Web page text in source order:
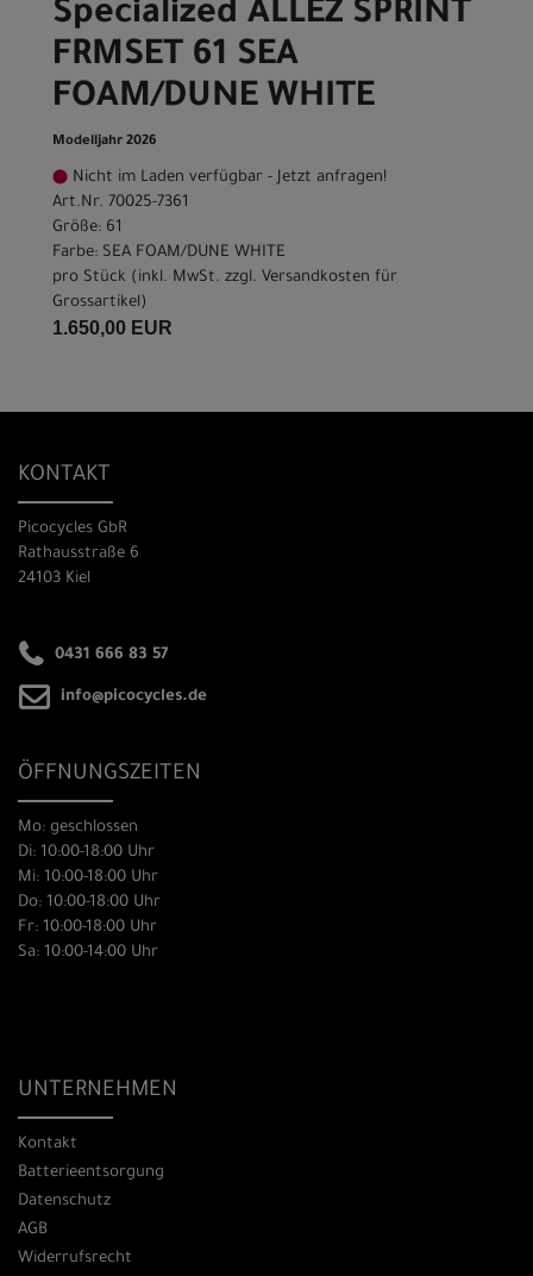
Specialized ALLEZ SPRINT
FRMSET 61 SEA
FOAM/DUNE WHITE
Modelljahr 2026
Nicht im Laden verfügbar - Jetzt anfragen!
Art.Nr. 70025-7361
Größe: 61
Farbe: SEA FOAM/DUNE WHITE
pro Stück (inkl. MwSt. zzgl. Versandkosten für
Grossartikel)
1.650,00 EUR
KONTAKT
Picocycles GbR
Rathausstraße 6
24103 Kiel
0431 666 83 57
info@picocycles.de
ÖFFNUNGSZEITEN
Mo: geschlossen
Di: 10:00-18:00 Uhr
Mi: 10:00-18:00 Uhr
Do: 10:00-18:00 Uhr
Fr: 10:00-18:00 Uhr
Sa: 10:00-14:00 Uhr
UNTERNEHMEN
Kontakt
Batterieentsorgung
Datenschutz
AGB
Widerrufsrecht